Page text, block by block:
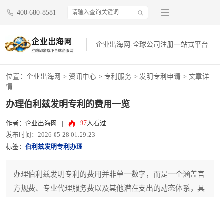
400-680-8581
企业出海网-全球公司注册一站式平台
位置： 企业出海网 > 资讯中心 > 专利服务 > 发明专利申请 > 文章详
情
办理伯利兹发明专利的费用一览
作者：企业出海网 97人看过
发布时间：2026-05-28 01:29:23
标签： 伯利兹发明专利办理
办理伯利兹发明专利的费用并非单一数字，而是一个涵盖官
方规费、专业代理服务费以及其他潜在支出的动态体系，具